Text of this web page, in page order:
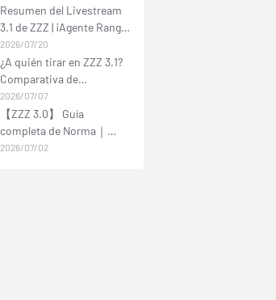
elegir?
Resumen del Livestream
3.1 de ZZZ | ¡Agente Rango
S y skins gratis por el 2.º
Aniversario!
2026/07/20
¿A quién tirar en ZZZ 3.1?
Comparativa de
habilidades y guía de
canales: Sigrid vs.
Remielle Dan
2026/07/07
【ZZZ 3.0】 Guía
completa de Norma｜
Aturdimiento Ígneo desde
2026/07/02